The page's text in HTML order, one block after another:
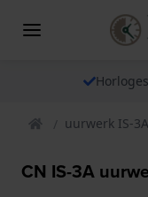
uurwerk IS-3A
CN IS-3A